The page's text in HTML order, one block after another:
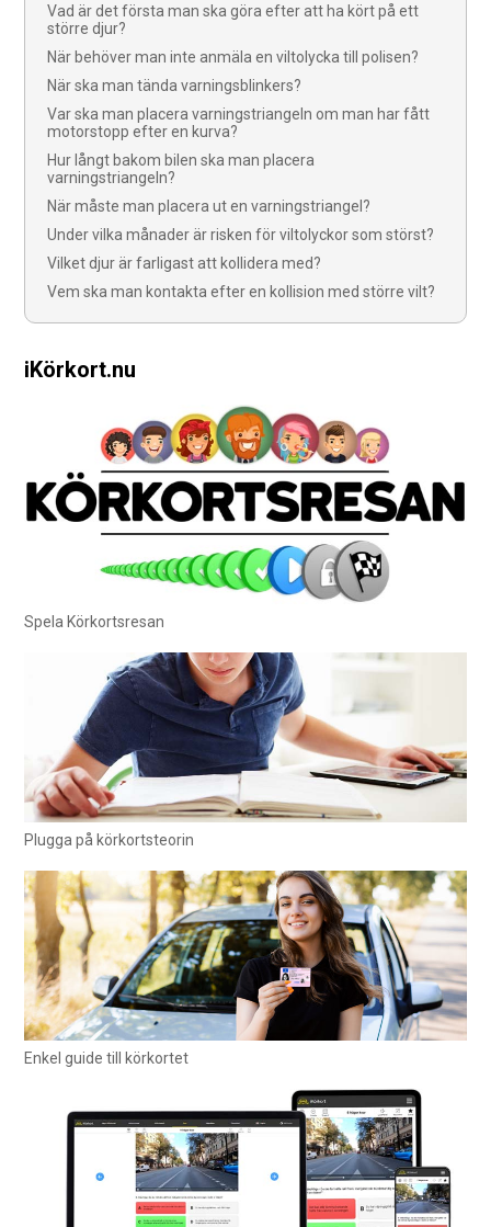
Vad är det första man ska göra efter att ha kört på ett
större djur?
När behöver man inte anmäla en viltolycka till polisen?
När ska man tända varningsblinkers?
Var ska man placera varningstriangeln om man har fått
motorstopp efter en kurva?
Hur långt bakom bilen ska man placera
varningstriangeln?
När måste man placera ut en varningstriangel?
Under vilka månader är risken för viltolyckor som störst?
Vilket djur är farligast att kollidera med?
Vem ska man kontakta efter en kollision med större vilt?
iKörkort.nu
Spela Körkortsresan
Plugga på körkortsteorin
Enkel guide till körkortet